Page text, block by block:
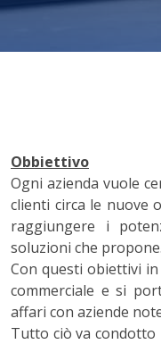
Obbiettivo
Ogni azienda vuole
clienti circa le nuove
raggiungere i
soluzioni che propone.
Con questi obiettivi
commerciale e si
affari con aziende
Tutto ciò va condotto